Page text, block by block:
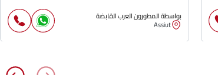
بواسطة المطورون العرب القابضة
Assiut